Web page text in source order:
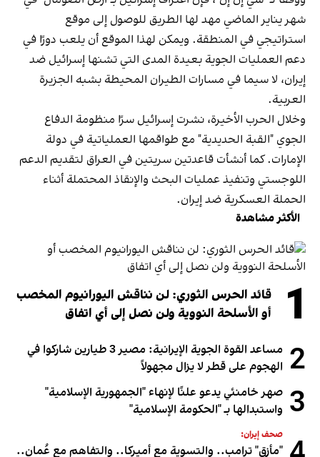
شهر يناير الماضي مهد لها الطريق للوصول إلى موقع
استراتيجي في المنطقة. ويمكن لهذا الموقع أن يلعب دورًا في
دعم العمليات الجوية بعيدة المدى التي تشنها إسرائيل ضد
إيران، لا سيما في مسارات الطيران المحيطة بشبه الجزيرة
العربية.
وخلال الحرب الأخيرة، نشرت إسرائيل سرًا منظومة الدفاع
الجوي "القبة الحديدية" مع طواقمها العملياتية في دولة
الإمارات. كما أنشأت قاعدتين سريتين في العراق لتقديم الدعم
اللوجستي وتنفيذ عمليات البحث والإنقاذ المحتملة أثناء
الحملة العسكرية ضد إيران.
الأكثر مشاهدة
1
قائد الحرس الثوري: لن نناقش اليورانيوم المخصب
أو الأسلحة النووية ولن نصل إلى أي اتفاق
2
مساعد القوة الجوية الإيرانية: مصير 3 طيارين شاركوا في
الهجوم على قطر لا يزال مجهولاً
3 صهر خامنئي يدعو علنًا لإنهاء "الجمهورية الإسلامية"
واستبدالها بـ "الحكومة الإسلامية"
صحف إيران:
"مأزق" ترامب.. والتسوية مع أميركا.. والتفاهم مع عُمان..